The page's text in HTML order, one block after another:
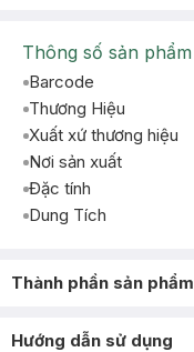
Thông số sản phẩm
Barcode
Thương Hiệu
Xuất xứ thương hiệu
Nơi sản xuất
Đặc tính
Dung Tích
Thành phần sản phẩm
Hướng dẫn sử dụng